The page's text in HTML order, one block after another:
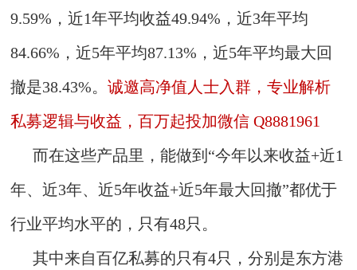
9.59%，近1年平均收益49.94%，近3年平均
84.66%，近5年平均87.13%，近5年平均最大回
撤是38.43%。诚邀高净值人士入群，专业解析
私募逻辑与收益，百万起投加微信 Q8881961
而在这些产品里，能做到“今年以来收益+近1
年、近3年、近5年收益+近5年最大回撤”都优于
行业平均水平的，只有48只。
其中来自百亿私募的只有4只，分别是东方港